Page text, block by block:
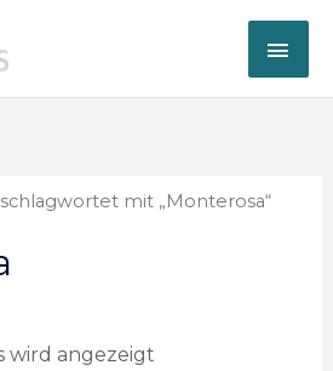
mit „Monterosa“
wird angezeigt